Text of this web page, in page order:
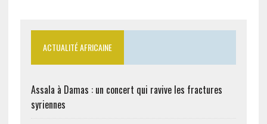
ACTUALITÉ AFRICAINE
Assala à Damas : un concert qui ravive les fractures
syriennes